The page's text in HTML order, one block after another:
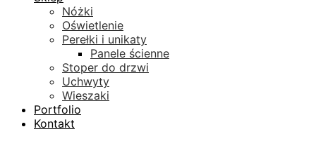
Nóżki
Oświetlenie
Perełki i unikaty
Panele ścienne
Stoper do drzwi
Uchwyty
Wieszaki
Portfolio
Kontakt